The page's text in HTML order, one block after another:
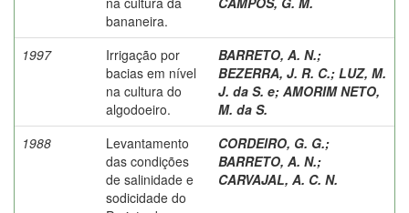
bananeira.
1997
Irrigação por
bacias em nível
na cultura do
algodoeiro.
BARRETO, A. N.;
BEZERRA, J. R. C.; LUZ, M.
J. da S. e; AMORIM NETO,
M. da S.
1988
Levantamento
das condições
de salinidade e
sodicidade do
CORDEIRO, G. G.;
BARRETO, A. N.;
CARVAJAL, A. C. N.